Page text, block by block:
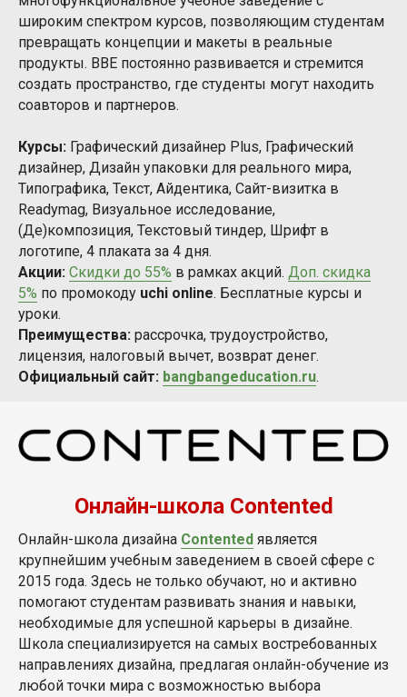
широким спектром курсов, позволяющим студентам
превращать концепции и макеты в реальные
продукты. BBE постоянно развивается и стремится
создать пространство, где студенты могут находить
соавторов и партнеров.
Курсы: Графический дизайнер Plus, Графический
дизайнер, Дизайн упаковки для реального мира,
Типографика, Текст, Айдентика, Сайт-визитка в
Readymag, Визуальное исследование,
(Де)композиция, Текстовый тиндер, Шрифт в
логотипе, 4 плаката за 4 дня.
Акции: Скидки до 55% в рамках акций. Доп. скидка
5% по промокоду uchi online. Бесплатные курсы и
уроки.
Преимущества: рассрочка, трудоустройство,
лицензия, налоговый вычет, возврат денег.
Официальный сайт: bangbangeducation.ru.
Онлайн-школа Contented
Онлайн-школа дизайна Contented является
крупнейшим учебным заведением в своей сфере с
2015 года. Здесь не только обучают, но и активно
помогают студентам развивать знания и навыки,
необходимые для успешной карьеры в дизайне.
Школа специализируется на самых востребованных
направлениях дизайна, предлагая онлайн-обучение из
любой точки мира с возможностью выбора